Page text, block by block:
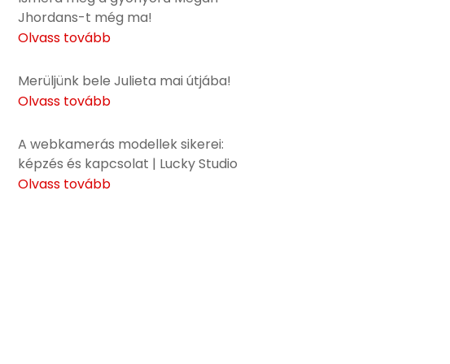
Jhordans-t még ma!
Olvass tovább
Merüljünk bele Julieta mai útjába!
Olvass tovább
A webkamerás modellek sikerei:
képzés és kapcsolat | Lucky Studio
Olvass tovább